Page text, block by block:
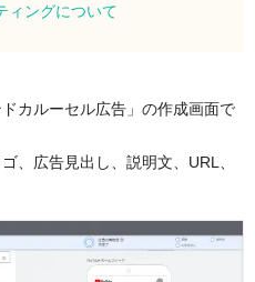
ィングについて
カルーセル広告」の作成画面で
、広告見出し、説明文、URL、